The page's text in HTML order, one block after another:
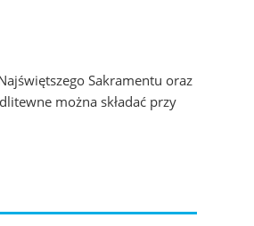
Sakramentu oraz
można składać przy